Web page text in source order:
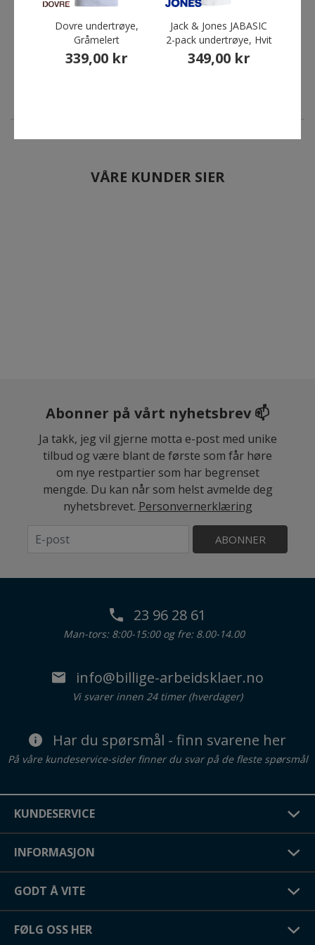
Jack & Jones JABASIC 2-
pack undertrøye, Svart
349,00 kr
Klazig undertrøye med
bambus, Svart
Fra 259,00 kr
Dovre undertrøye,
Gråmelert
339,00 kr
Jack & Jones JABASIC
2-pack undertrøye, Hvit
349,00 kr
VÅRE KUNDER SIER
Abonner på vårt nyhetsbrev 📫
Ja takk, jeg vil gjerne motta e-post med unike
tilbud og være blant de første som får høre
om nye restpartier som har begrenset
mengde. Du kan når som helst avmelde deg
nyhetsbrevet. Personvernerklæring
ABONNER
23 96 28 61
Man-tors: 8:00-15:00 og fre: 8.00-14.00
info@billige-arbeidsklaer.no
Vi svarer innen 24 timer (hverdager)
Har du spørsmål - finn svarene her
På våre kundeservice-sider finner du svar på de fleste spørsmål
KUNDESERVICE
INFORMASJON
GODT Å VITE
FØLG OSS HER